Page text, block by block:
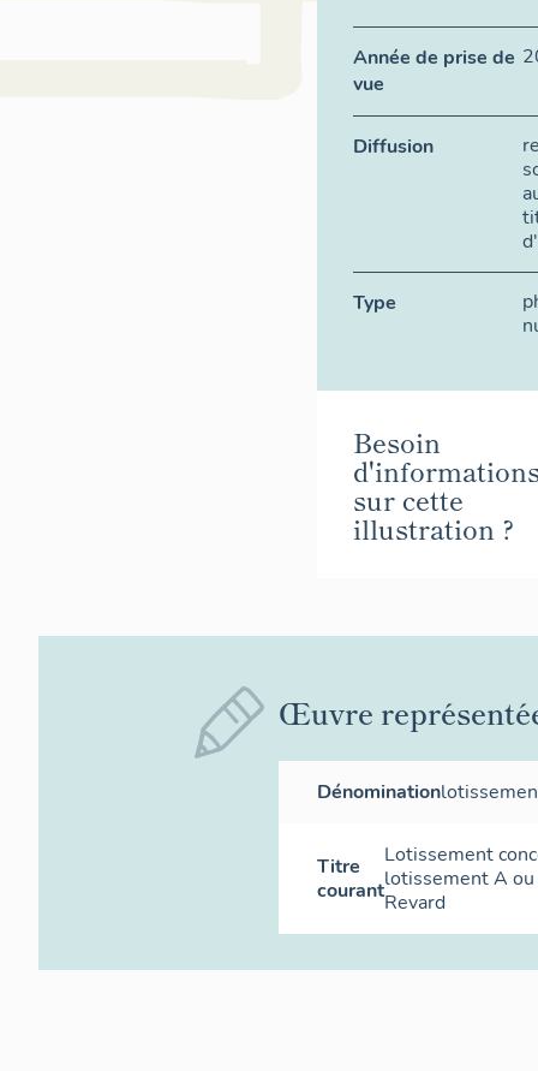
Année de prise de
vue
Diffusion
Type
Besoin
sur cette
illustration ?
Œuvre
Dénomination
Titre
courant
Lotissement
lotissement A
Revard